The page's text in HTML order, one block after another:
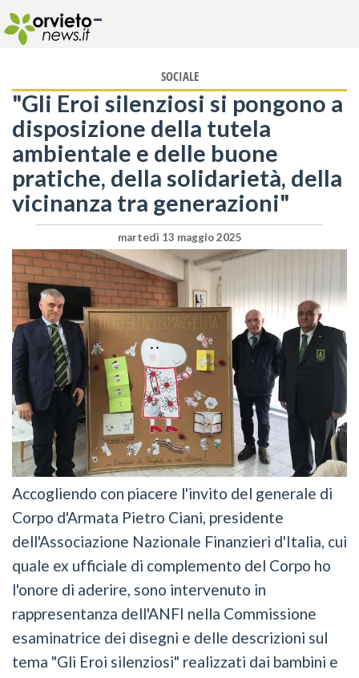
-
SOCIALE
"Gli Eroi silenziosi si pongono a
disposizione della tutela
ambientale e delle buone
pratiche, della solidarietà, della
vicinanza tra generazioni"
martedì 13 maggio 2025
Accogliendo con piacere l'invito del generale di
Corpo d'Armata Pietro Ciani, presidente
dell'Associazione Nazionale Finanzieri d'Italia, cui
quale ex ufficiale di complemento del Corpo ho
l'onore di aderire, sono intervenuto in
rappresentanza dell'ANFI nella Commissione
esaminatrice dei disegni e delle descrizioni sul
tema "Gli Eroi silenziosi" realizzati dai bambini e